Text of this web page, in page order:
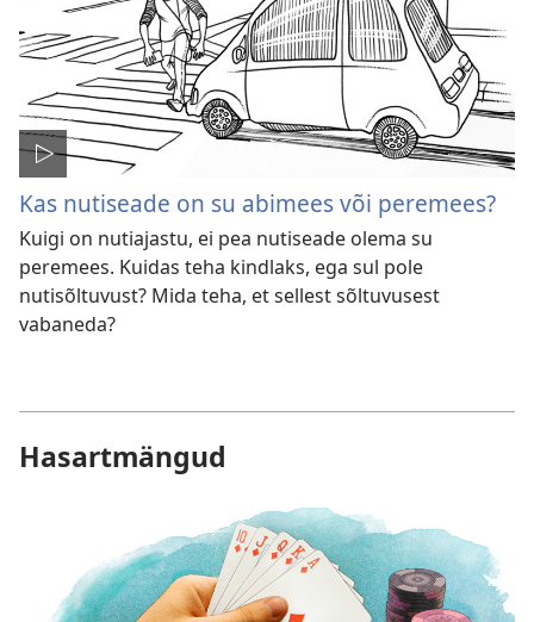
Kas nutiseade on su abimees või peremees?
Kuigi on nutiajastu, ei pea nutiseade olema su
peremees. Kuidas teha kindlaks, ega sul pole
nutisõltuvust? Mida teha, et sellest sõltuvusest
vabaneda?
Hasartmängud